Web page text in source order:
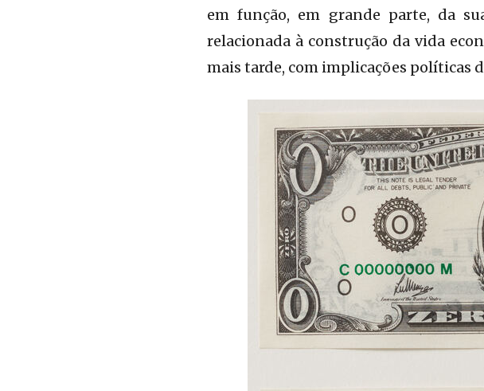
em função, em grande parte, da
relacionada à construção da vida
mais tarde, com implicações políticas